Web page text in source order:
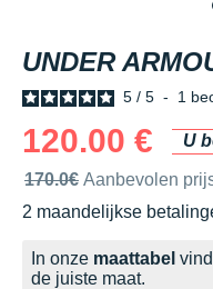
UNDER
5 / 5 - 1
120.00 €
U
Door het merk
170.0€ Aanbevolen
2 maandelijkse
zonder kosten
In onze maattabel
de juiste maat.